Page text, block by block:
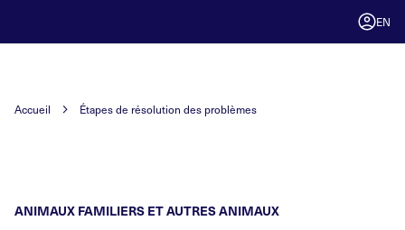
EN
Accueil Étapes de résolution des problèmes
ANIMAUX FAMILIERS ET AUTRES ANIMAUX